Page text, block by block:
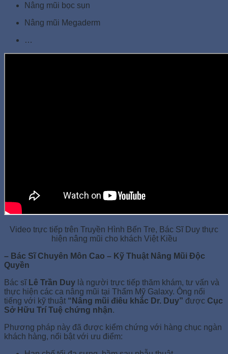
Nâng mũi bọc sụn
Nâng mũi Megaderm
…
Video trực tiếp trên Truyền Hình Bến Tre, Bác Sĩ Duy thực
hiện nâng mũi cho khách Việt Kiều
– Bác Sĩ Chuyên Môn Cao – Kỹ Thuật Nâng Mũi Độc
Quyền
Bác sĩ Lê Trần Duy là người trực tiếp thăm khám, tư vấn và
thực hiện các ca nâng mũi tại Thẩm Mỹ Galaxy. Ông nổi
tiếng với kỹ thuật “Nâng mũi điêu khắc Dr. Duy” được Cục
Sở Hữu Trí Tuệ chứng nhận.
Phương pháp này đã được kiểm chứng với hàng chục ngàn
khách hàng, nổi bật với ưu điểm: